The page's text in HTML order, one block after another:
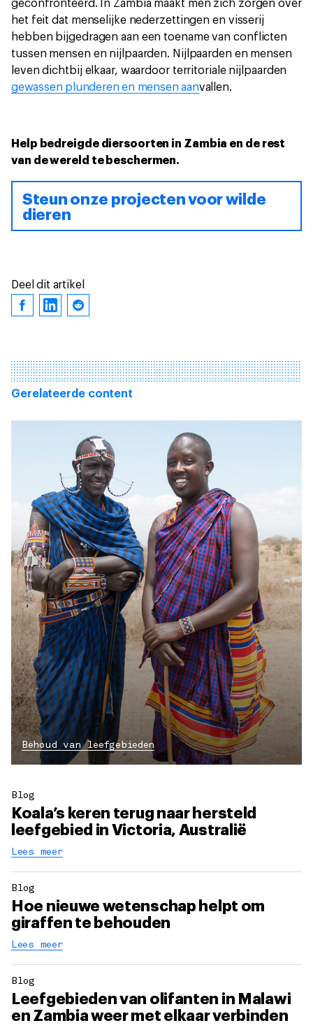
geconfronteerd. In Zambia maakt men zich zorgen over
het feit dat menselijke nederzettingen en visserij
hebben bijgedragen aan een toename van conflicten
tussen mensen en nijlpaarden. Nijlpaarden en mensen
leven dichtbij elkaar, waardoor territoriale nijlpaarden
gewassen plunderen en mensen aanvallen.
Help bedreigde diersoorten in Zambia en de rest
van de wereld te beschermen.
Steun onze projecten voor wilde
dieren
Deel dit artikel
Gerelateerde content
Behoud van leefgebieden
Blog
Koala’s keren terug naar hersteld
leefgebied in Victoria, Australië
Lees meer
Blog
Hoe nieuwe wetenschap helpt om
giraffen te behouden
Lees meer
Blog
Leefgebieden van olifanten in Malawi
en Zambia weer met elkaar verbinden